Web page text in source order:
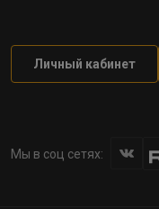
Личный кабинет
Мы в соц сетях: